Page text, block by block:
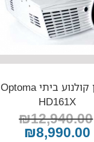
מקרן קולנוע ביתי Optoma
HD161X
₪12,940.00
₪8,990.00